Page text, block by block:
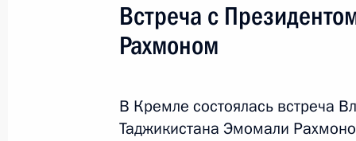
Канелем Бермудесом
22 июня 2021 года, 19:50
Встреча с
Рахмоном
В Кремле состоялась встреча
Таджикистана Эмомали